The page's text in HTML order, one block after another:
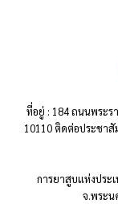
ที่อยู่ : 184 ถนนพระร
10110 ติดต่อประชาสั
การยาสูบแห่งประ
จ.พระน